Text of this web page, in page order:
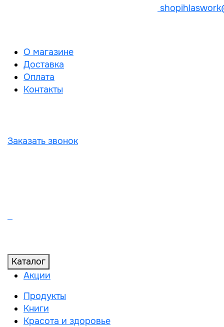
О магазине
Доставка
Оплата
Контакты
Заказать звонок
Каталог
Акции
Продукты
Книги
Красота и здоровье